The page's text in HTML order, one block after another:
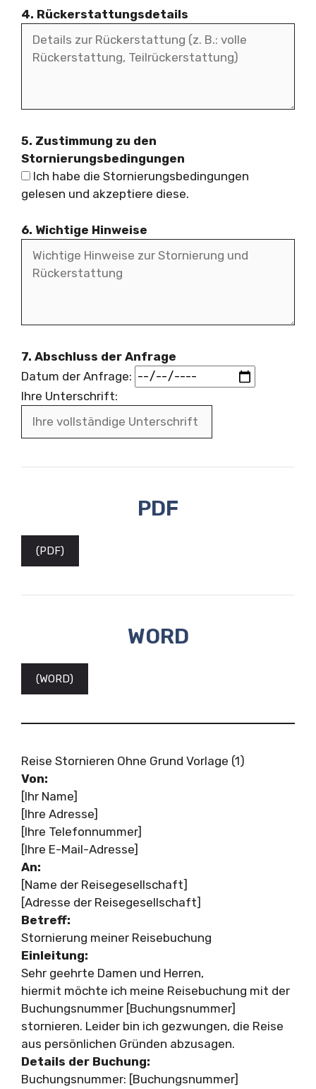
4. Rückerstattungsdetails
5. Zustimmung zu den
Stornierungsbedingungen
Ich habe die Stornierungsbedingungen
gelesen und akzeptiere diese.
6. Wichtige Hinweise
7. Abschluss der Anfrage
Datum der Anfrage:
Ihre Unterschrift:
PDF
(PDF)
WORD
(WORD)
Reise Stornieren Ohne Grund Vorlage (1)
Von:
[Ihr Name]
[Ihre Adresse]
[Ihre Telefonnummer]
[Ihre E-Mail-Adresse]
An:
[Name der Reisegesellschaft]
[Adresse der Reisegesellschaft]
Betreff:
Stornierung meiner Reisebuchung
Einleitung:
Sehr geehrte Damen und Herren,
hiermit möchte ich meine Reisebuchung mit der
Buchungsnummer [Buchungsnummer]
stornieren. Leider bin ich gezwungen, die Reise
aus persönlichen Gründen abzusagen.
Details der Buchung:
Buchungsnummer: [Buchungsnummer]